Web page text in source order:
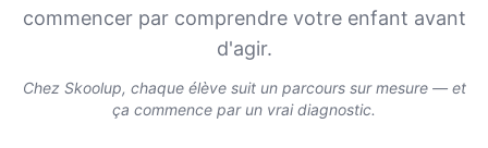
commencer par comprendre votre enfant avant
d'agir.
Chez Skoolup, chaque élève suit un parcours sur mesure — et
ça commence par un vrai diagnostic.